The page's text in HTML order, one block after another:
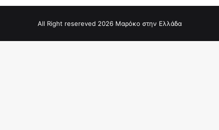
All Right resereved 2026 Μαρόκο στην Ελλάδα